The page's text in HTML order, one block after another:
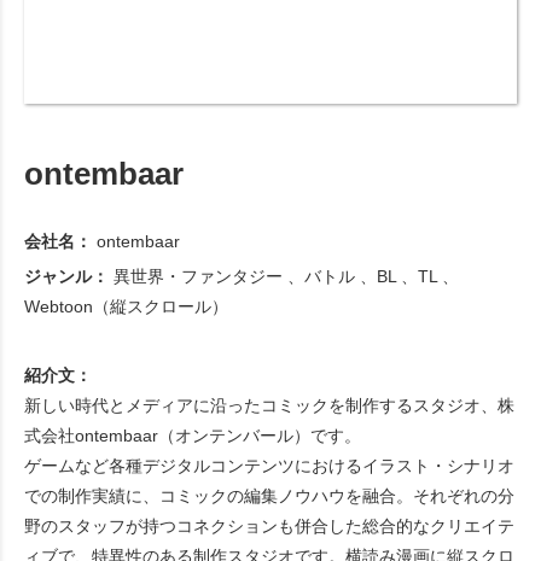
ontembaar
会社名： ontembaar
ジャンル： 異世界・ファンタジー バトル BL
TL
Webtoon（縦スクロール）
紹介文：
新しい時代とメディアに沿ったコミックを制作するスタジオ、株
式会社ontembaar（オンテンバール）です。
ゲームなど各種デジタルコンテンツにおけるイラスト・シナリオ
での制作実績に、コミックの編集ノウハウを融合。それぞれの分
野のスタッフが持つコネクションも併合した総合的なクリエイテ
ィブで、特異性のある制作スタジオです。横読み漫画に縦スクロ